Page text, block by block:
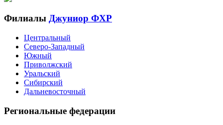
Филиалы Джуниор ФХР
Центральный
Северо-Западный
Южный
Приволжский
Уральский
Сибирский
Дальневосточный
Региональные федерации